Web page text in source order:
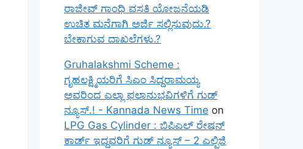
ರಾಜೀವ್ ಗಾಂಧಿ ವಸತಿ ಯೋಜನೆಯಡಿ
ಉಚಿತ ಮನೆಗಾಗಿ ಅರ್ಜಿ ಸಲ್ಲಿಸುವುದು.?
ಬೇಕಾಗುವ ದಾಖಲೆಗಳು.?
Gruhalakshmi Scheme :
ಗೃಹಲಕ್ಷ್ಮಿಯರಿಗೆ ಸಿಎಂ ಸಿದ್ದರಾಮಯ್ಯ
ಅವರಿಂದ ಎಲ್ಲಾ ಫಲಾನುಭವಿಗಳಿಗೆ ಗುಡ್
ನ್ಯೂಸ್.! - Kannada News Time on
LPG Gas Cylinder : ಬಿಪಿಎಲ್ ರೇಷನ್
ಕಾರ್ಡ್ ಇದ್ದವರಿಗೆ ಗುಡ್ ನ್ಯೂಸ್ – 2 ಎಲ್ಪಿಜಿ